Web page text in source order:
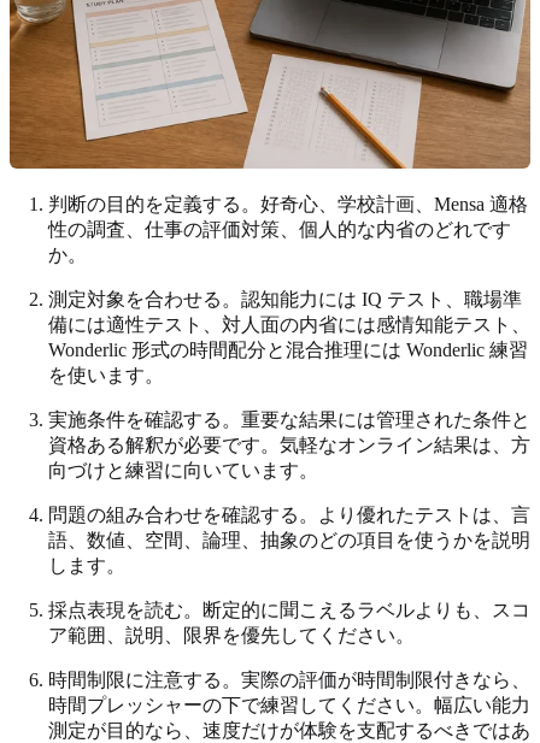
判断の目的を定義する。好奇心、学校計画、Mensa 適格
性の調査、仕事の評価対策、個人的な内省のどれです
か。
測定対象を合わせる。認知能力には IQ テスト、職場準
備には適性テスト、対人面の内省には感情知能テスト、
Wonderlic 形式の時間配分と混合推理には Wonderlic 練習
を使います。
実施条件を確認する。重要な結果には管理された条件と
資格ある解釈が必要です。気軽なオンライン結果は、方
向づけと練習に向いています。
問題の組み合わせを確認する。より優れたテストは、言
語、数値、空間、論理、抽象のどの項目を使うかを説明
します。
採点表現を読む。断定的に聞こえるラベルよりも、スコ
ア範囲、説明、限界を優先してください。
時間制限に注意する。実際の評価が時間制限付きなら、
時間プレッシャーの下で練習してください。幅広い能力
測定が目的なら、速度だけが体験を支配するべきではあ